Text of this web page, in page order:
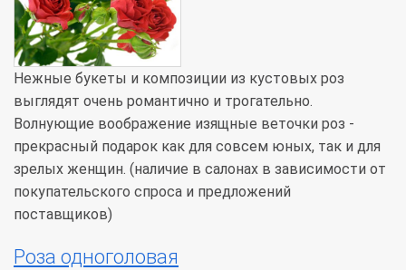
Нежные букеты и композиции из кустовых роз
выглядят очень романтично и трогательно.
Волнующие воображение изящные веточки роз -
прекрасный подарок как для совсем юных, так и для
зрелых женщин. (наличие в салонах в зависимости от
покупательского спроса и предложений
поставщиков)
Роза одноголовая